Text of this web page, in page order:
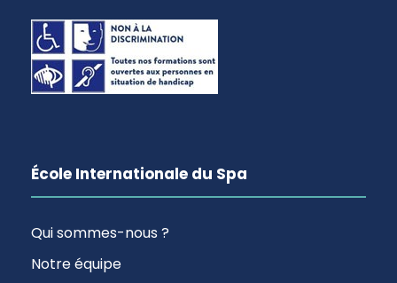
École Internationale du Spa
Qui sommes-nous ?
Notre équipe